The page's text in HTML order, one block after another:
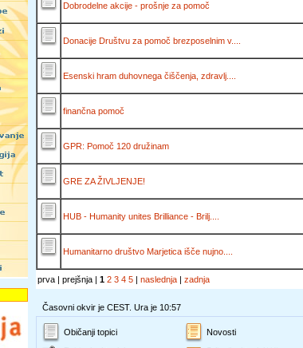
Dobrodelne akcije - prošnje za pomoč
Donacije Društvu za pomoč brezposelnim v....
Esenski hram duhovnega čiščenja, zdravlj....
finančna pomoč
GPR: Pomoč 120 družinam
GRE ZA ŽIVLJENJE!
HUB - Humanity unites Brilliance - Brilj....
Humanitarno društvo Marjetica išče nujno....
prva | prejšnja | 1 2 3 4 5 | naslednja | zadnja
Časovni okvir je CEST. Ura je 10:57
Običanji topici
Novosti